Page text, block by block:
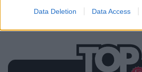
Data Deletion Data Access
της πιο spicy
μιλούν